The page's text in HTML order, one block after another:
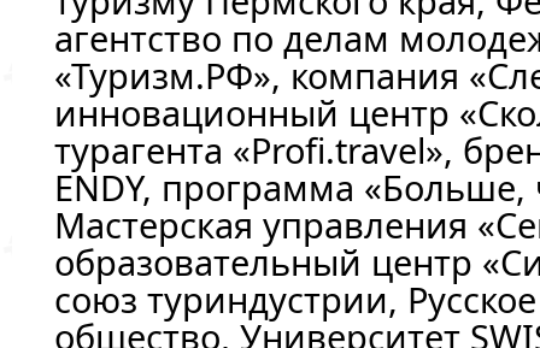
агентство по делам
«Туризм.РФ», компания
инновационный центр
турагента «Profi.travel»,
ENDY, программа
Мастерская управления
образовательный центр
союз туриндустрии,
общество, Университет